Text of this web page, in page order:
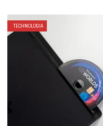
TECHNOLOGIA